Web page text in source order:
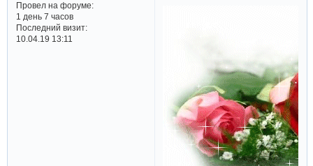
Провел на форуме:
1 день 7 часов
Последний визит:
10.04.19 13:11